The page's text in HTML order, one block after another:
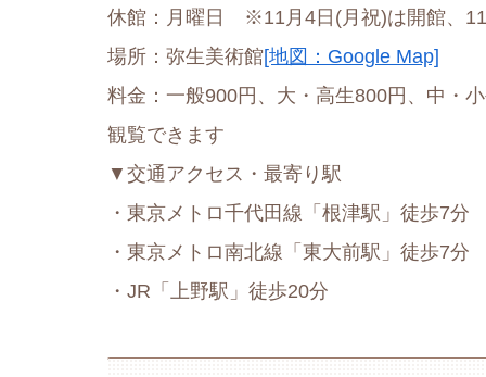
休館：月曜日 ※11月4日(月祝)は開館、11
場所：弥生美術館[地図：Google Map]
料金：一般900円、大・高生800円、中
観覧できます
▼交通アクセス・最寄り駅
・東京メトロ千代田線「根津駅」徒歩7分
・東京メトロ南北線「東大前駅」徒歩7分
・JR「上野駅」徒歩20分